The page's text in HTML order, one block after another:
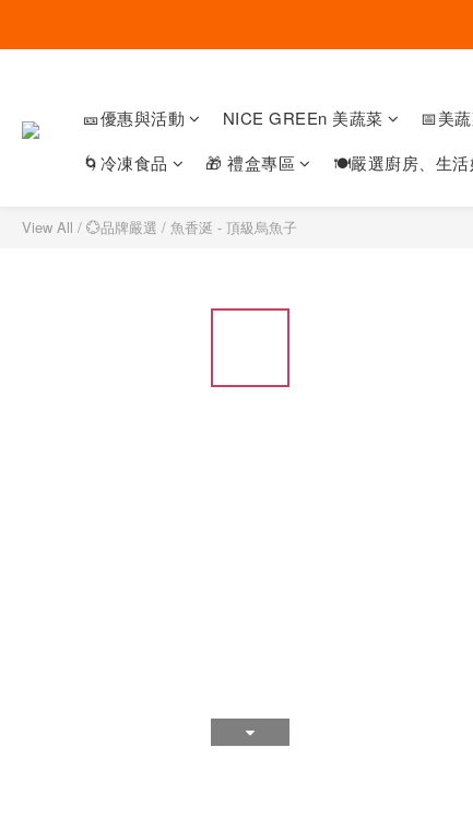
🎫優惠與活動 NICE GREEn 美蔬菜 📅美
🌀冷凍食品
🎁 禮盒專區 🍽嚴選廚房、生活
View All / 💮品牌嚴選 / 魚香涎 - 頂級烏魚子